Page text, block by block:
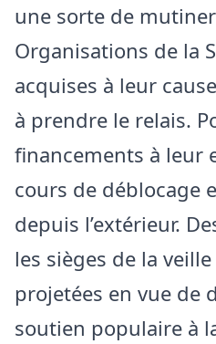
une sorte de
Organisations de la
acquises à leur
à prendre le relais.
financements à leur
cours de déblocage
depuis l’extérieur.
les sièges de la
projetées en vue de
soutien populaire à